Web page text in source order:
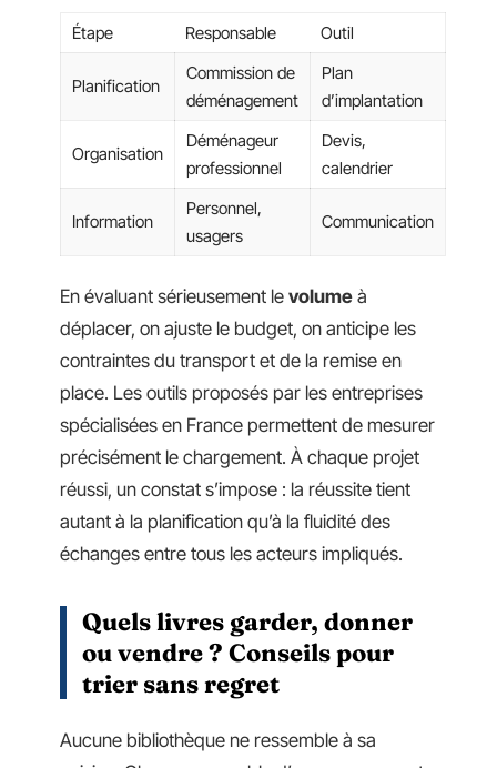
Étape Responsable Outil
Planification
Commission de
déménagement
Plan
d’implantation
Organisation
Déménageur
professionnel
Devis,
calendrier
Information
Personnel,
usagers
Communication
En évaluant sérieusement le volume à
déplacer, on ajuste le budget, on anticipe les
contraintes du transport et de la remise en
place. Les outils proposés par les entreprises
spécialisées en France permettent de mesurer
précisément le chargement. À chaque projet
réussi, un constat s’impose : la réussite tient
autant à la planification qu’à la fluidité des
échanges entre tous les acteurs impliqués.
Quels livres garder, donner
ou vendre ? Conseils pour
trier sans regret
Aucune bibliothèque ne ressemble à sa